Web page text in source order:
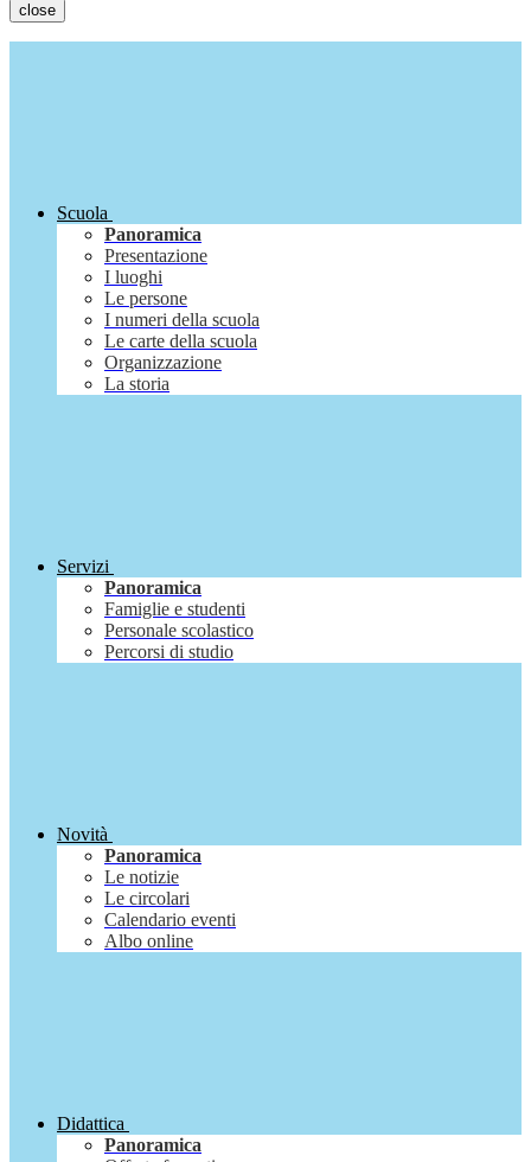
close
Scuola
Panoramica
Presentazione
I luoghi
Le persone
I numeri della scuola
Le carte della scuola
Organizzazione
La storia
Servizi
Panoramica
Famiglie e studenti
Personale scolastico
Percorsi di studio
Novità
Panoramica
Le notizie
Le circolari
Calendario eventi
Albo online
Didattica
Panoramica